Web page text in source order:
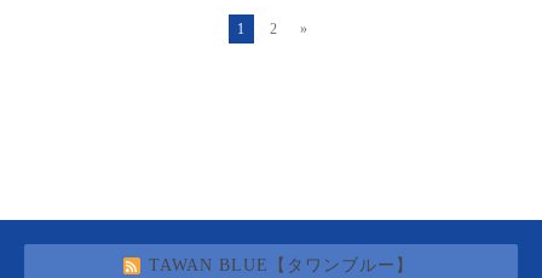
1 2 »
TAWAN BLUE【タワンブルー】